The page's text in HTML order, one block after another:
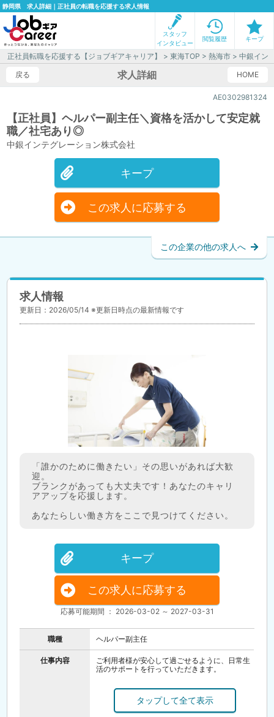
静岡県 求人詳細｜正社員の転職を応援する求人情報
スタッフ
インタビュー
閲覧履歴 キープ
正社員転職を応援する【ジョブギアキャリア】 >東海TOP >熱海市 > 中銀イン
戻る
HOME
求人詳細
AE0302981324
【正社員】ヘルパー副主任＼資格を活かして安定就
職／社宅あり◎
中銀インテグレーション株式会社
キープ
この求人に応募する
この企業の他の求人へ
求人情報
更新日：2026/05/14 ※更新日時点の最新情報です
「誰かのために働きたい」その思いがあれば大歓
迎。
ブランクがあっても大丈夫です！あなたのキャリ
アアップを応援します。
あなたらしい働き方をここで見つけてください。
キープ
この求人に応募する
応募可能期間 ： 2026-03-02 ～ 2027-03-31
職種 ヘルパー副主任
仕事内容
ご利用者様が安心して過ごせるように、日常生
活のサポートを行っていただきます。
→シフト調整やスタッフの指導・育成など
○身体介助